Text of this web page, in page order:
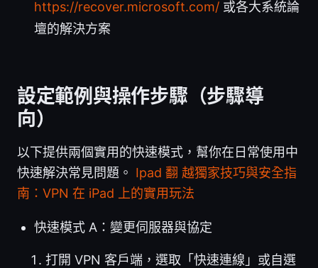
https://recover.microsoft.com/ 或各大系統論
壇的解決方案
設定範例與操作步驟（步驟導
向）
以下提供兩個實用的快速模式，幫你在日常使用中
快速解決常見問題。 Ipad 翻 越獨家技巧與安全指
南：VPN 在 iPad 上的實用玩法
快速模式 A：變更伺服器與協定
打開 VPN 客戶端，選取「快速連線」或自選